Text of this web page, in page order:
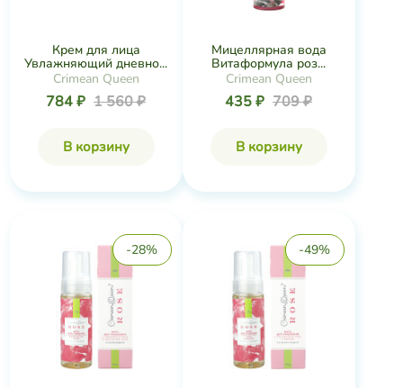
Крем для лица
Увлажняющий дневно...
Crimean Queen
784 ₽ 1 560 ₽
В корзину
Мицеллярная вода
Витаформула роз...
Crimean Queen
435 ₽ 709 ₽
В корзину
-28% -49%